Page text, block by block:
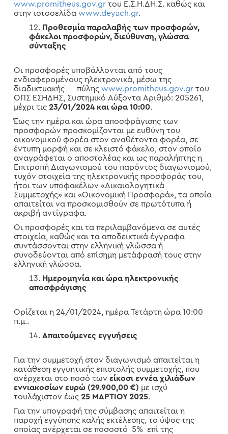
www.promitheus.gov.grτου Ε.Σ.Η.ΔΗ.Σ. καθώς και
στην ιστοσελίδα www.deyach.gr.
Προθεσμία παραλαβής των προσφορών,
φάκελοι προσφορών, διεύθυνση, γλώσσα
σύνταξης
Οι προσφορές υποβάλλονται από τους
ενδιαφερομένους ηλεκτρονικά, μέσω της
διαδικτυακής πύλης www.promitheus.gov.grτου
ΟΠΣ ΕΣΗΔΗΣ, Συστημικό Αύξοντα Αριθμό: 205261,
μέχρι τις 23/01/2024 και ώρα 10:00.
Έως την ημέρα και ώρα αποσφράγισης των
προσφορών προσκομίζονται με ευθύνη του
οικονομικού φορέα στον αναθέτοντα φορέα, σε
έντυπη μορφή και σε κλειστό φάκελο, στον οποίο
αναγράφεται ο αποστολέας και ως παραλήπτης η
Επιτροπή Διαγωνισμού του παρόντος διαγωνισμού,
τυχόν στοιχεία της ηλεκτρονικής προσφοράς του,
ήτοι των υποφακέλων «Δικαιολογητικά
Συμμετοχής» και «Οικονομική Προσφορά», τα οποία
απαιτείται να προσκομισθούν σε πρωτότυπα ή
ακριβή αντίγραφα.
Οι προσφορές και τα περιλαμβανόμενα σε αυτές
στοιχεία, καθώς και τα αποδεικτικά έγγραφα
συντάσσονται στην ελληνική γλώσσα ή
συνοδεύονται από επίσημη μετάφρασή τους στην
ελληνική γλώσσα.
Ημερομηνία και ώρα ηλεκτρονικής
αποσφράγισης
Ορίζεται η 24/01/2024, ημέρα Τετάρτη ώρα 10:00
π.μ..
Απαιτούμενες εγγυήσεις
Για την συμμετοχή στον διαγωνισμό απαιτείται η
κατάθεση εγγυητικής επιστολής συμμετοχής, που
ανέρχεται στο ποσό των είκοσι εννέα χιλιάδων
εννιακοσίων ευρώ (29.900,00 €) με ισχύ
τουλάχιστον έως 25 ΜΑΡΤΙΟΥ 2025.
Για την υπογραφή της σύμβασης απαιτείται η
παροχή εγγύησης καλής εκτέλεσης, το ύψος της
οποίας ανέρχεται σε ποσοστό 5% επί της